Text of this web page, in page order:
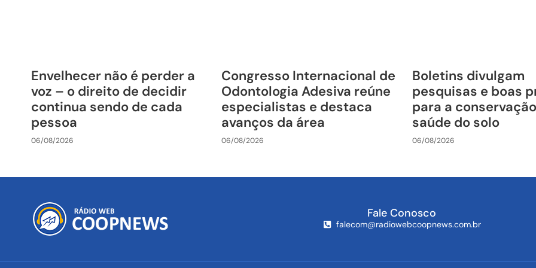
Envelhecer não é perder a
voz – o direito de decidir
continua sendo de cada
pessoa
06/08/2026
Congresso Internacional de
Odontologia Adesiva reúne
especialistas e destaca
avanços da área
06/08/2026
Boletins divulgam
pesquisas e boas
para a
saúde do solo
06/08/2026
Fale Conosco
falecom@radiowebcoopnews.com.br